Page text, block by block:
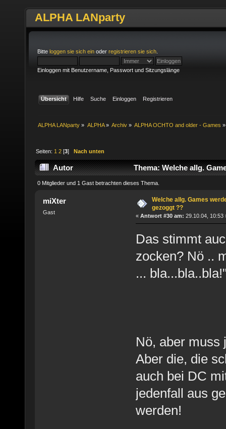
ALPHA LANparty
Bitte loggen sie sich ein oder registrieren sie sich
Einloggen mit Benutzername, Passwort und Sitzungslänge
Übersicht Hilfe Suche Einloggen Registrieren
ALPHA LANparty » ALPHA» Archiv» ALPHA OCHTO and older - Games »
Seiten: 1 2 [3]Nach unten
Autor Thema: Welche allg.
0 Mitglieder und 1 Gast betrachten dieses Thema.
miXter
Gast
Welche allg. Games
gezoggt ??
« Antwort #30 am: 29.10.04, 10:53
Das stimmt
zocken? Nö ..
...
Nö, aber muss
Aber die, die
auch bei DC
jedenfall aus
werden!